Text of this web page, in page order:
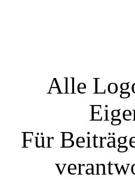
Alle
Für